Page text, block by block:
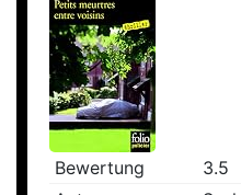
Bewertung
3.5